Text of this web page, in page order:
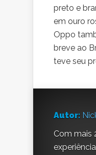
preto e
em ouro
Oppo
breve ao
teve seu
Autor:
Com mais